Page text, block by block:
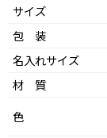
サイズ
包 装
名入れサイズ
材 質
色